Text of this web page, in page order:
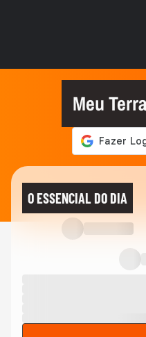
novo
Echoes
de MMO
Meu
O ESSENCIAL DO DIA